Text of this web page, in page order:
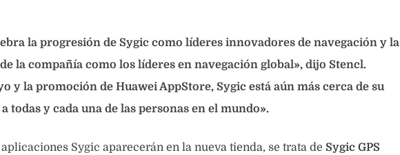
la progresión de Sygic como líderes innovadores de navegación y la
la compañía como los líderes en navegación global», dijo Stencl.
y la promoción de Huawei AppStore, Sygic está aún más cerca de su
todas y cada una de las personas en el mundo».
Sygic aparecerán en la nueva tienda, se trata de Sygic GPS